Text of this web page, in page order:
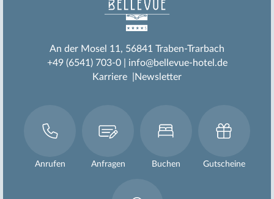
An der Mosel 11 56841 Traben-Trarbach
+49 (6541) 703-0
info@bellevue-hotel.de
Karriere
Newsletter
Anrufen Anfragen Buchen Gutscheine